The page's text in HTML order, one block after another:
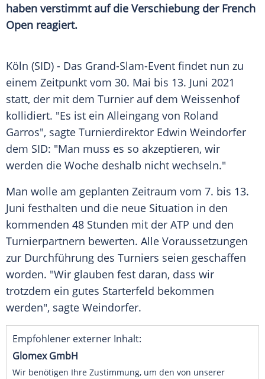
haben verstimmt auf die Verschiebung der French
Open reagiert.
Köln (SID) - Das Grand-Slam-Event findet nun zu
einem Zeitpunkt vom 30. Mai bis 13. Juni 2021
statt, der mit dem Turnier auf dem Weissenhof
kollidiert. "Es ist ein Alleingang von Roland
Garros", sagte Turnierdirektor Edwin Weindorfer
dem SID: "Man muss es so akzeptieren, wir
werden die Woche deshalb nicht wechseln."
Man wolle am geplanten Zeitraum vom 7. bis 13.
Juni festhalten und die neue Situation in den
kommenden 48 Stunden mit der ATP und den
Turnierpartnern bewerten. Alle Voraussetzungen
zur Durchführung des Turniers seien geschaffen
worden. "Wir glauben fest daran, dass wir
trotzdem ein gutes Starterfeld bekommen
werden", sagte Weindorfer.
Empfohlener externer Inhalt:
Glomex GmbH
Wir benötigen Ihre Zustimmung, um den von unserer